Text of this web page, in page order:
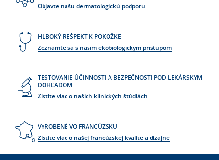
Objavte našu dermatologickú podporu
HLBOKÝ REŠPEKT K POKOŽKE
Zoznámte sa s naším ekobiologickým prístupom
TESTOVANIE ÚČINNOSTI A BEZPEČNOSTI POD LEKÁRSKYM
DOHĽADOM
Zistite viac o našich klinických štúdiách
VYROBENÉ VO FRANCÚZSKU
Zistite viac o našej francúzskej kvalite a dizajne